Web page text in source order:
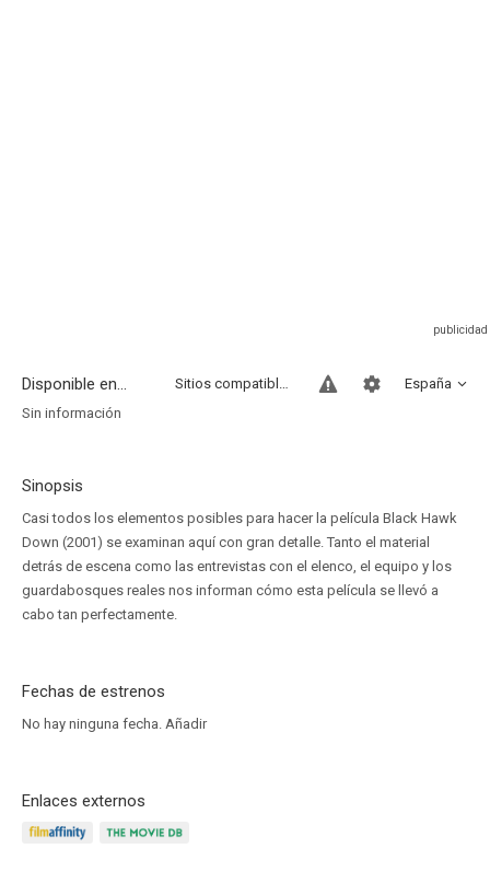
Disponible en... España
Sitios compatibles
Sin información
Sinopsis
Casi todos los elementos posibles para hacer la película Black Hawk
Down (2001) se examinan aquí con gran detalle. Tanto el material
detrás de escena como las entrevistas con el elenco, el equipo y los
guardabosques reales nos informan cómo esta película se llevó a
cabo tan perfectamente.
Fechas de estrenos
No hay ninguna fecha. Añadir
Enlaces externos